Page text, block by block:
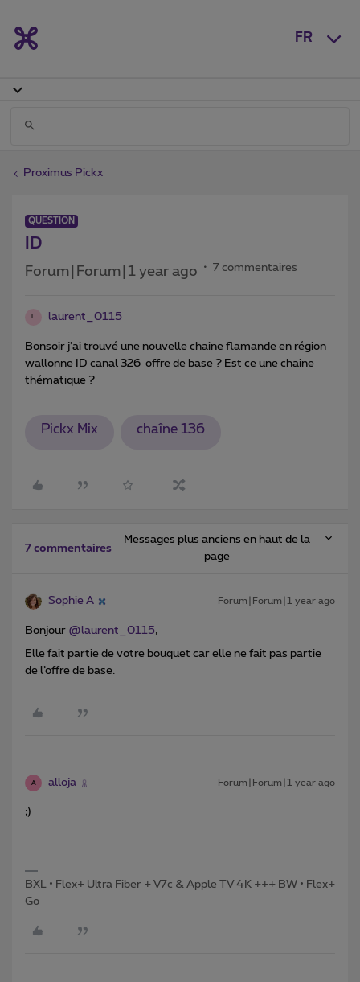
FR
Proximus Pickx
QUESTION
ID
Forum|Forum|1 year ago 7 commentaires
L laurent_0115
Bonsoir j’ai trouvé une nouvelle chaine flamande en région
wallonne ID canal 326 offre de base ? Est ce une chaine
thématique ?
Pickx Mix chaîne 136
7 commentaires
Messages plus anciens en haut de la
page
Sophie A Forum|Forum|1 year ago
Bonjour ​ @laurent_0115,
Elle fait partie de votre bouquet car elle ne fait pas partie
de l’offre de base.
A alloja Forum|Forum|1 year ago
;)
BXL • Flex+ Ultra Fiber + V7c & Apple TV 4K +++ BW • Flex+
Go